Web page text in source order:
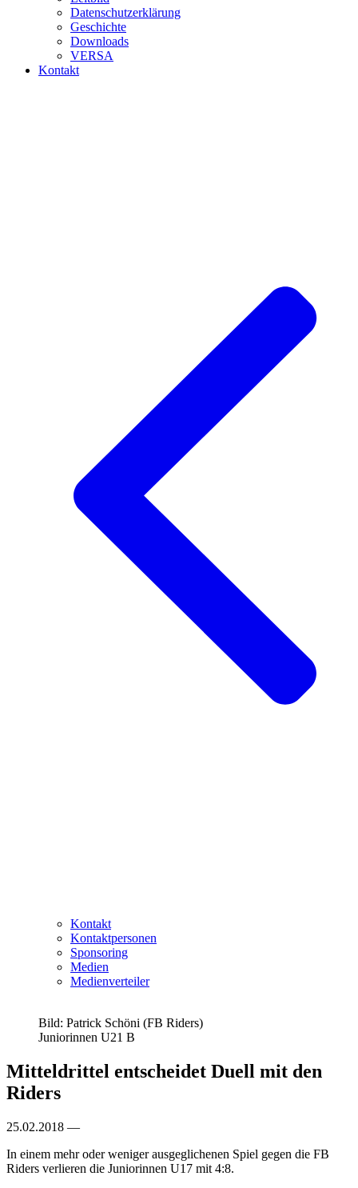
Datenschutzerklärung
Geschichte
Downloads
VERSA
Kontakt
Kontakt
Kontaktpersonen
Sponsoring
Medien
Medienverteiler
Bild: Patrick Schöni (FB Riders)
Juniorinnen U21 B
Mitteldrittel entscheidet Duell mit den
Riders
25.02.2018 —
In einem mehr oder weniger ausgeglichenen Spiel gegen die FB
Riders verlieren die Juniorinnen U17 mit 4:8.